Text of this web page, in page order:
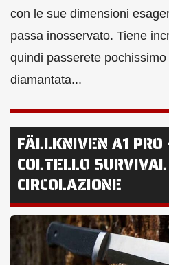
con le sue dimensioni
passa inosservato. Tiene
quindi passerete
diamantata...
FÄLLKNIVEN A1
COLTELLO
CIRCOLAZIONE